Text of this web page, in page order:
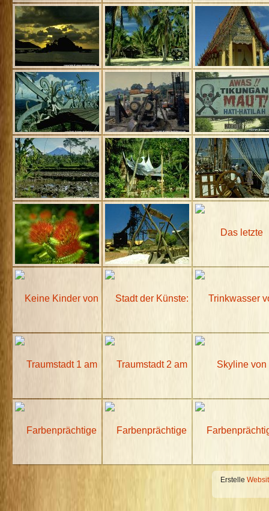
Erstelle